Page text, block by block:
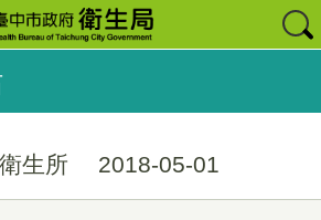
生所 2018-05-01